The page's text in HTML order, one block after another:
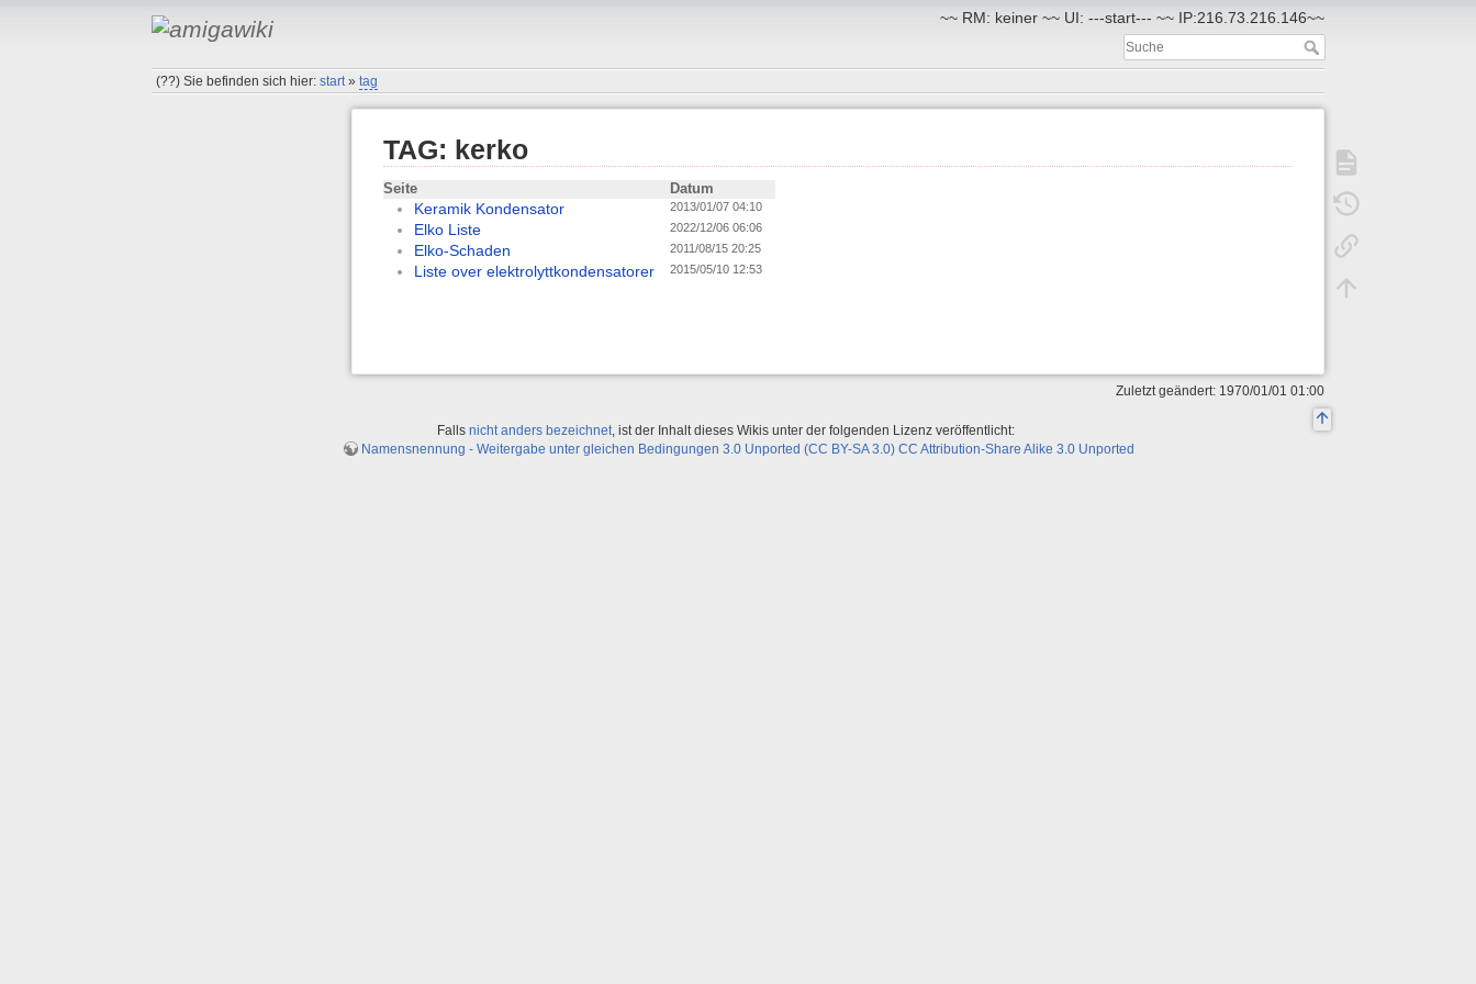
~~ RM: keiner ~~ UI: ---start--- ~~ IP:216.73.216.146~~
(??)Sie befinden sich hier:start »tag
TAG: kerko
Seite Datum
Keramik Kondensator 2013/01/07 04:10
Elko Liste 2022/12/06 06:06
Elko-Schaden 2011/08/15 20:25
Liste over elektrolyttkondensatorer 2015/05/10 12:53
Zuletzt geändert: 1970/01/01 01:00
Falls nicht anders bezeichnet, ist der Inhalt dieses Wikis unter der folgenden Lizenz veröffentlicht:
Namensnennung - Weitergabe unter gleichen Bedingungen 3.0 Unported (CC BY-SA 3.0) CC Attribution-Share Alike 3.0 Unported